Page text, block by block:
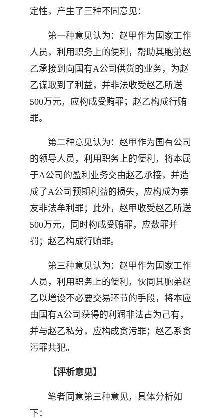
定性，产生了三种不同意见：
第一种意见认为：赵甲作为国家工作
人员，利用职务上的便利，帮助其胞弟赵
乙承接到向国有A公司供货的业务，为赵
乙谋取到了利益，并非法收受赵乙所送
500万元，应构成受贿罪；赵乙构成行贿
罪。
第二种意见认为：赵甲作为国有公司
的领导人员，利用职务上的便利，将本属
于A公司的盈利业务交由赵乙承接，并造
成了A公司预期利益的损失，应构成为亲
友非法牟利罪；此外，赵甲收受赵乙所送
500万元，同时构成受贿罪，应数罪并
罚；赵乙构成行贿罪。
第三种意见认为：赵甲作为国家工作
人员，利用职务上的便利，伙同其胞弟赵
乙以增设不必要交易环节的手段，将本应
由国有A公司获得的利润非法占为己有，
并与赵乙私分，应构成贪污罪；赵乙系贪
污罪共犯。
【评析意见】
笔者同意第三种意见，具体分析如
下：